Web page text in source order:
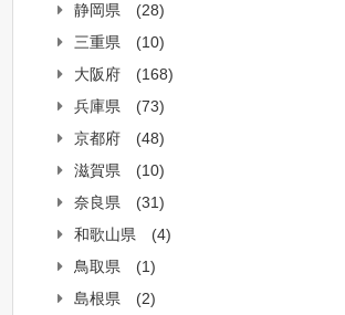
静岡県
(28)
三重県
(10)
大阪府
(168)
兵庫県
(73)
京都府
(48)
滋賀県
(10)
奈良県
(31)
和歌山県
(4)
鳥取県
(1)
島根県
(2)